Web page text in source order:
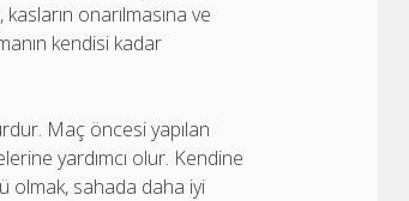
onarılmasına ve
kendisi kadar
Maç öncesi yapılan
yardımcı olur. Kendine
olmak, sahada daha iyi